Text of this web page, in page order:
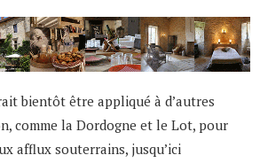
bientôt être appliqué à d’autres
comme la Dordogne et le Lot, pour
afflux souterrains, jusqu’ici